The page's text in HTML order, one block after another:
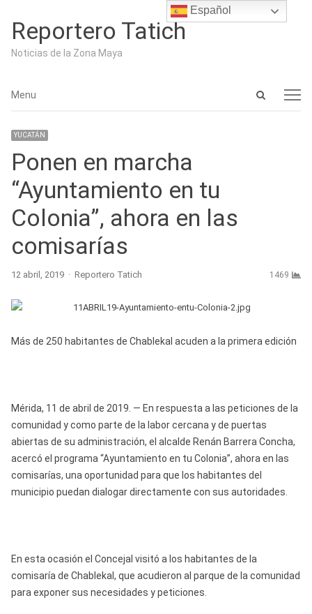
Reportero Tatich
Noticias de la Zona Maya
Open
Menu
Menu
YUCATÁN
Ponen en marcha
“Ayuntamiento en tu
Colonia”, ahora en las
comisarías
12 abril, 2019 Author
Reportero Tatich 1469
Más de 250 habitantes de Chablekal acuden a la primera edición
Mérida, 11 de abril de 2019. — En respuesta a las peticiones de la
comunidad y como parte de la labor cercana y de puertas
abiertas de su administración, el alcalde Renán Barrera Concha,
acercó el programa “Ayuntamiento en tu Colonia”, ahora en las
comisarías, una oportunidad para que los habitantes del
municipio puedan dialogar directamente con sus autoridades.
En esta ocasión el Concejal visitó a los habitantes de la
comisaría de Chablekal, que acudieron al parque de la comunidad
para exponer sus necesidades y peticiones.
Español